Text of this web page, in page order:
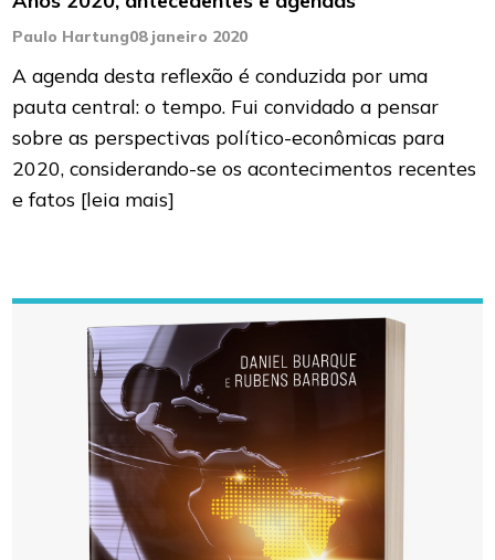
Paulo Hartung08 janeiro 2020
A agenda desta reflexão é conduzida por uma
pauta central: o tempo. Fui convidado a pensar
sobre as perspectivas político-econômicas para
2020, considerando-se os acontecimentos recentes
e fatos [leia mais]